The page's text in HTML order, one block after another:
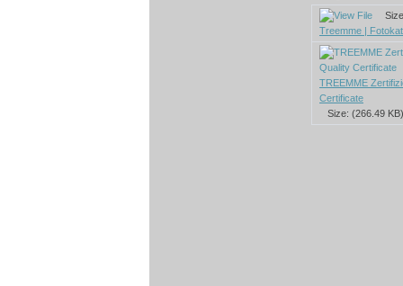
Treemme |
TREEMME
Certificate
Size: (266.49 KB)